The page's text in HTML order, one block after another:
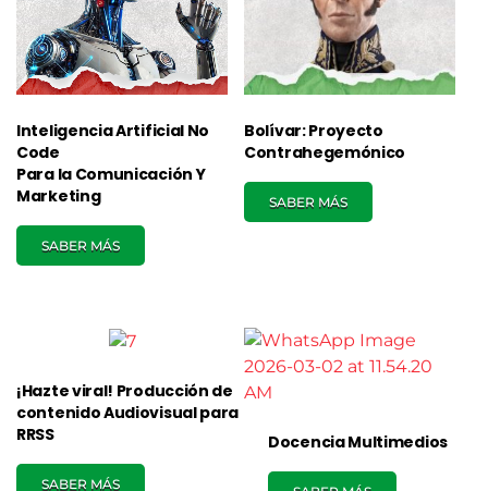
Inteligencia Artificial No
Code
Para la Comunicación Y
Marketing
SABER MÁS
Bolívar: Proyecto
Contrahegemónico
SABER MÁS
¡Hazte viral! Producción de
contenido Audiovisual para
RRSS
SABER MÁS
Docencia Multimedios